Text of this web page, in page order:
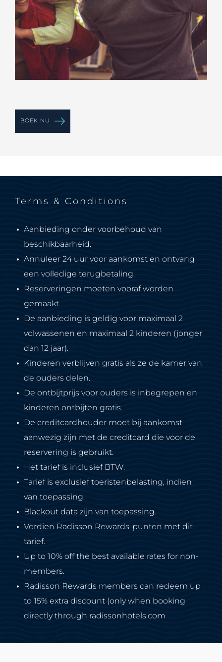
BOEK NU
Terms & Conditions
Aanbieding onder voorbehoud van
beschikbaarheid.
Annuleer 24 uur voor aankomst en ontvang
een volledige terugbetaling.
Reserveringen moeten vooraf worden
gemaakt.
De aanbieding is geldig voor maximaal 2
volwassenen en maximaal 2 kinderen (jonger
dan 12 jaar).
Kinderen verblijven gratis als ze de kamer van
de ouders delen.
De ontbijtprijs voor ouders is inbegrepen en
kinderen ontbijten gratis.
De creditcardhouder moet bij aankomst
aanwezig zijn met de creditcard die voor de
reservering is gebruikt.
Het tarief is inclusief BTW.
Tarief is exclusief toeristenbelasting, indien
van toepassing.
Blackout data zijn van toepassing.
Verdien Radisson Rewards-punten met dit
tarief.
Up to 10% off the best available rates for non-
members.
Radisson Rewards members can redeem up
to 15% extra discount (only when booking
directly through radissonhotels.com